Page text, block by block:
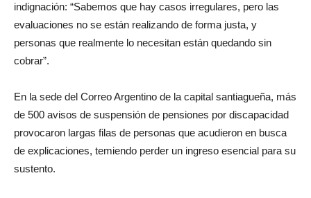
indignación: “Sabemos que hay casos irregulares, pero las
evaluaciones no se están realizando de forma justa, y
personas que realmente lo necesitan están quedando sin
cobrar”.
En la sede del Correo Argentino de la capital santiagueña, más
de 500 avisos de suspensión de pensiones por discapacidad
provocaron largas filas de personas que acudieron en busca
de explicaciones, temiendo perder un ingreso esencial para su
sustento.